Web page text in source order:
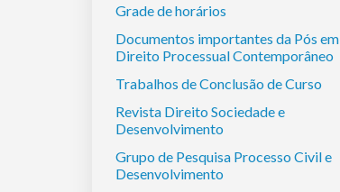
Grade de horários
Documentos importantes da Pós em
Direito Processual Contemporâneo
Trabalhos de Conclusão de Curso
Revista Direito Sociedade e
Desenvolvimento
Grupo de Pesquisa Processo Civil e
Desenvolvimento